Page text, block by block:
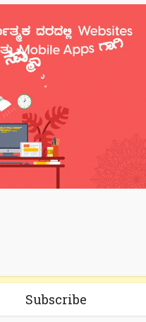
Subscribe